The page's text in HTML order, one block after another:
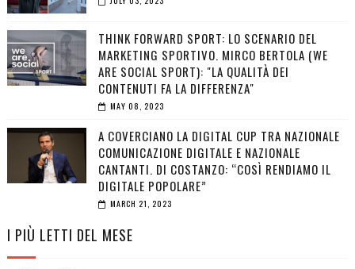
THINK FORWARD SPORT: LO SCENARIO DEL
MARKETING SPORTIVO. MIRCO BERTOLA (WE
ARE SOCIAL SPORT): "LA QUALITÀ DEI
CONTENUTI FA LA DIFFERENZA"
MAY 08, 2023
A COVERCIANO LA DIGITAL CUP TRA NAZIONALE
COMUNICAZIONE DIGITALE E NAZIONALE
CANTANTI. DI COSTANZO: “COSÌ RENDIAMO IL
DIGITALE POPOLARE”
MARCH 21, 2023
I PIÙ LETTI DEL MESE